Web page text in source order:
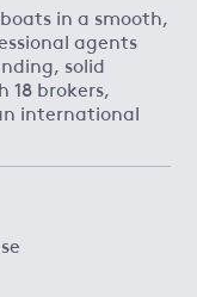
in a smooth,
agents
solid
18 brokers,
international